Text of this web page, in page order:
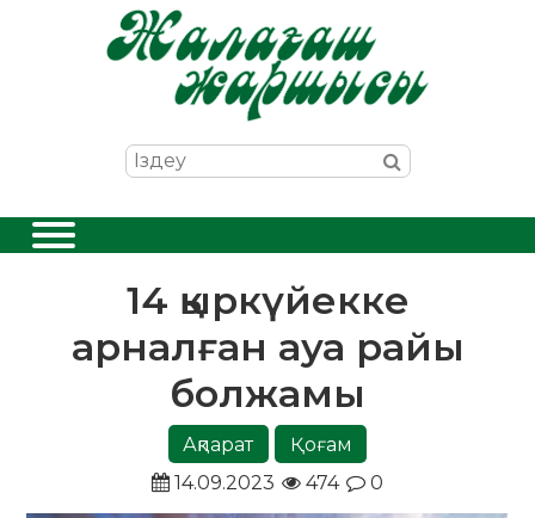
14 қыркүйекке
арналған ауа райы
болжамы
Ақпарат
Қоғам
14.09.2023
474 0